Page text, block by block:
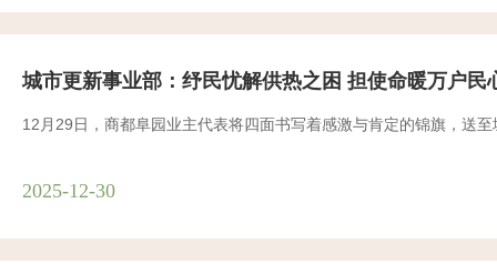
城市更新事业部：纾民忧解供热之困 担使命暖万户民
12月29日，商都阜园业主代表将四面书写着感激与肯定的锦旗，送
2025-12-30